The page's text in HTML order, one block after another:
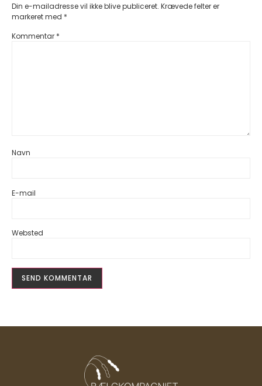
Din e-mailadresse vil ikke blive publiceret. Krævede felter er
markeret med *
Kommentar *
Navn
E-mail
Websted